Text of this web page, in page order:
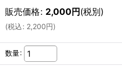
販売価格: 2,000円(税別)
(税込: 2,200円)
数量: